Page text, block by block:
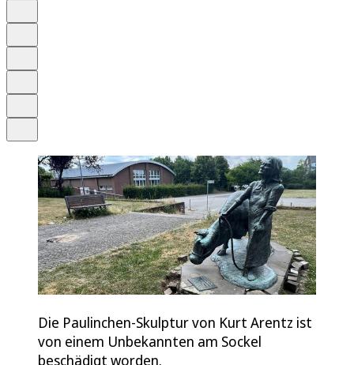
Die Paulinchen-Skulptur von Kurt Arentz ist
von einem Unbekannten am Sockel
beschädigt worden.